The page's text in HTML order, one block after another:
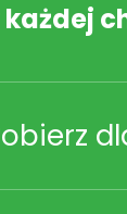
każdej